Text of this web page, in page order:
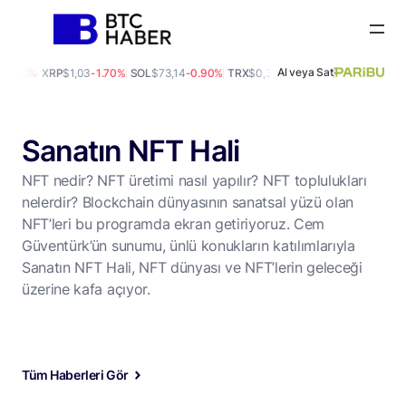
0.00% XRP$1,03-1.70% SOL$73,14-0.90% TRX$0,33 0.10% DOGE$0,07-
Al veya Sat
Sanatın NFT Hali
NFT nedir? NFT üretimi nasıl yapılır? NFT toplulukları
nelerdir? Blockchain dünyasının sanatsal yüzü olan
NFT’leri bu programda ekran getiriyoruz. Cem
Güventürk’ün sunumu, ünlü konukların katılımlarıyla
Sanatın NFT Hali, NFT dünyası ve NFT’lerin geleceği
üzerine kafa açıyor.
Tüm Haberleri Gör